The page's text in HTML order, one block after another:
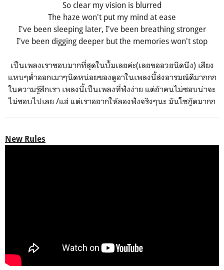
So clear my vision is blurred
The haze won't put my mind at ease
I've been sleeping later, I've been breathing stronger
I've been digging deeper but the memories won't stop
เป็นเพลงเราชอบมากที่สุดในบั้มเลยค่ะ(เลยขออวยนิดนึง) เสียง
แหบๆต่ำออกเมาๆนิดหน่อยของดูอาในเพลงนี้ส่งอารมณ์ดีมากกก
ในความรู้สึกเรา เพลงนี้เป็นเพลงที่ฟังง่าย แต่ถ้าคนไม่ชอบน่าจะ
ไม่ชอบไปเลย /แฮ่ แต่เราอยากให้ลองฟังจริงๆนะ มันโซกู๊ดมากก
New Rules